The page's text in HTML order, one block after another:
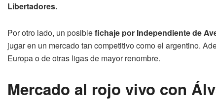
Libertadores.
Por otro lado, un posiblefichaje por Independiente de
jugar en un mercado tan competitivo como el argentino.
Europa o de otras ligas de mayor renombre.
Mercado al rojo vivo con